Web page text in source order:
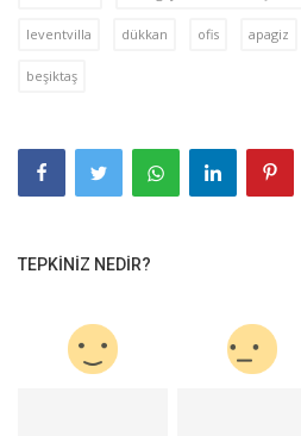
leventvilla dükkan ofis apagiz
beşiktaş
TEPKINIZ NEDIR?